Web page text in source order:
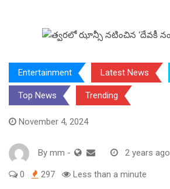
Entertainment Latest News
Top News Trending
November 4, 2024
By mm - 2 years ago
0 297 Less than a minute